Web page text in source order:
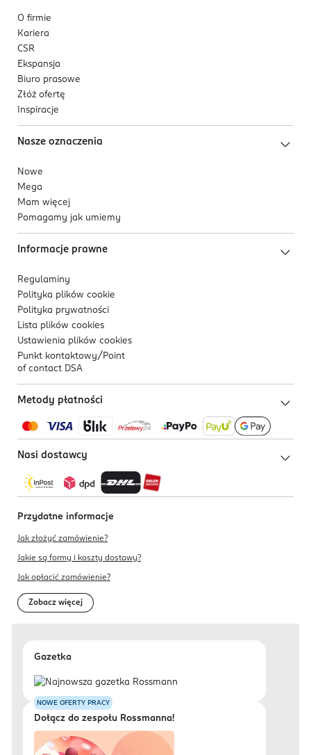
O firmie
Kariera
CSR
Ekspansja
Biuro prasowe
Złóż ofertę
Inspiracje
Nasze oznaczenia
Nowe
Mega
Mam więcej
Pomagamy jak umiemy
Informacje prawne
Regulaminy
Polityka plików cookie
Polityka prywatności
Lista plików cookies
Ustawienia plików cookies
Punkt kontaktowy/ Point
of contact DSA
Metody płatności
Nasi dostawcy
Przydatne informacje
Jak złożyć zamówienie?
Jakie są formy i koszty dostawy?
Jak opłacić zamówienie?
Zobacz więcej
Gazetka
NOWE OFERTY PRACY
Dołącz do zespołu Rossmanna!